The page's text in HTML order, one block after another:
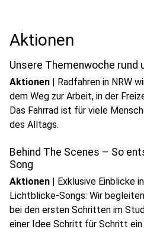
Aktionen
Unsere Themenwoche rund
Aktionen | Radfahren in NRW
dem Weg zur Arbeit, in der
Das Fahrrad ist für viele
des Alltags.
Behind The Scenes – So
Song
Aktionen | Exklusive Einblicke
Lichtblicke-Songs: Wir
bei den ersten Schritten im
einer Idee Schritt für Schritt